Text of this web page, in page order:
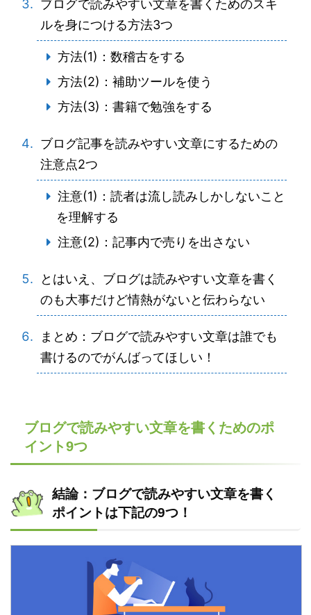
ブログで読みやすい文章を書くためのスキ
ルを身につける方法3つ
方法(1)：数稽古をする
方法(2)：補助ツールを使う
方法(3)：書籍で勉強をする
ブログ記事を読みやすい文章にするための
注意点2つ
注意(1)：読者は流し読みしかしないこと
を理解する
注意(2)：記事内で売りを出さない
とはいえ、ブログは読みやすい文章を書く
のも大事だけど情熱がないと伝わらない
まとめ：ブログで読みやすい文章は誰でも
書けるのでがんばってほしい！
ブログで読みやすい文章を書くためのポ
イント9つ
結論：ブログで読みやすい文章を書く
ポイントは下記の9つ！